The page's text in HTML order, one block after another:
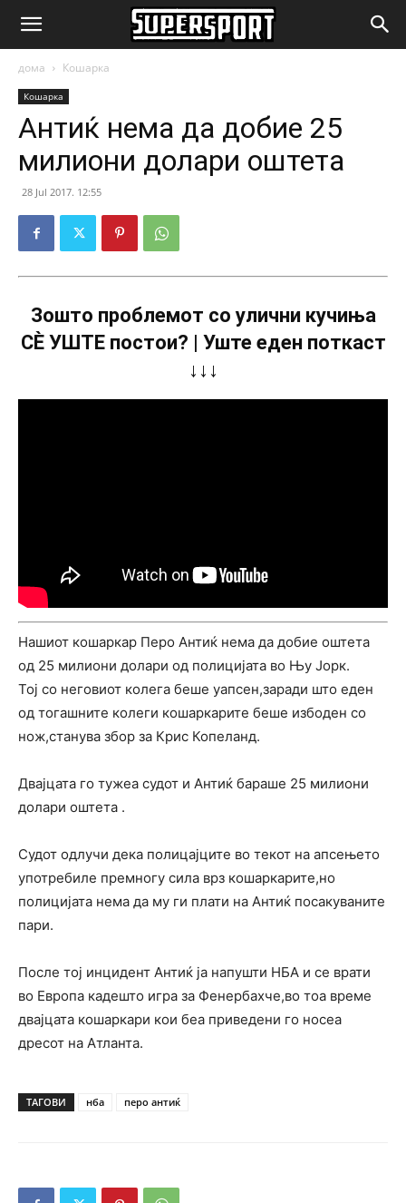
SuperSport.mk
дома Кошарка
Кошарка
Антиќ нема да добие 25
милиони долари оштета
28 Jul 2017. 12:55
Зошто проблемот со улични кучиња
СÈ УШТЕ постои? | Уште еден поткаст
↓↓↓
Нашиот кошаркар Перо Антиќ нема да добие оштета
од 25 милиони долари од полицијата во Њу Јорк.
Тој со неговиот колега беше уапсен,заради што еден
од тогашните колеги кошаркарите беше избоден со
нож,станува збор за Крис Копеланд.
Двајцата го тужеа судот и Антиќ бараше 25 милиони
долари оштета .
Судот одлучи дека полицајците во текот на апсењето
употребиле премногу сила врз кошаркарите,но
полицијата нема да му ги плати на Антиќ посакуваните
пари.
После тој инцидент Антиќ ја напушти НБА и се врати
во Европа кадешто игра за Фенербахче,во тоа време
двајцата кошаркари кои беа приведени го носеа
дресот на Атланта.
ТАГОВИ нба перо антиќ